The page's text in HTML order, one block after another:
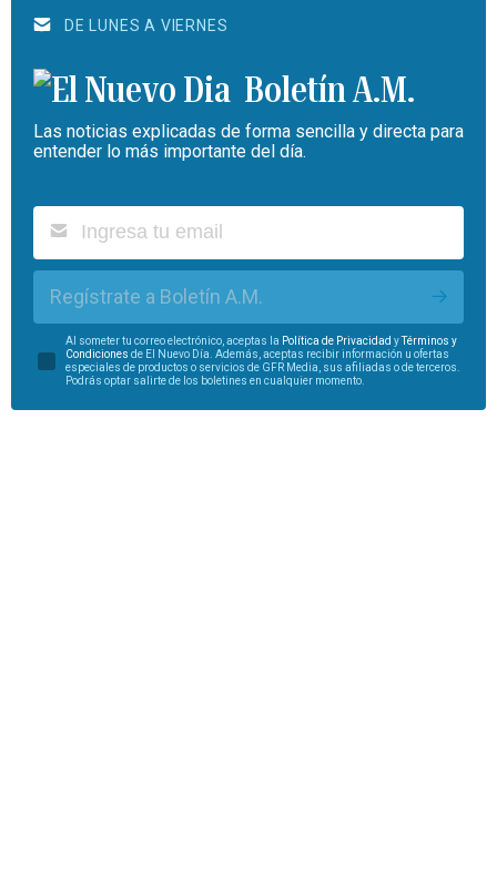
DE LUNES A VIERNES
Boletín A.M.
Las noticias explicadas de forma sencilla y directa para
entender lo más importante del día.
Regístrate a Boletín A.M.
Al someter tu correo electrónico, aceptas la Política de Privacidad yTérminos y
Condiciones de El Nuevo Día. Además, aceptas recibir información u ofertas
especiales de productos o servicios de GFR Media, sus afiliadas o de terceros.
Podrás optar salirte de los boletines en cualquier momento.